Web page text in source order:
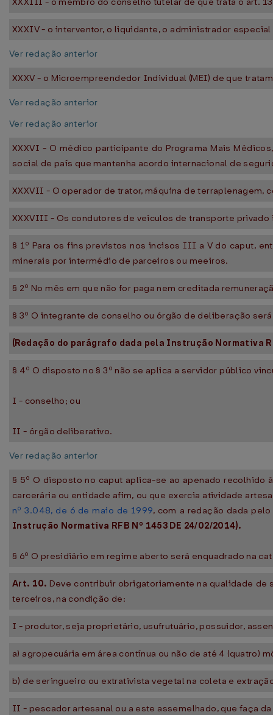
XXXIV - o interventor, o liquidante, o administrador
Ver redação anterior
XXXV - o Microempreendedor Individual (MEI) de que
Ver redação anterior
Ver redação anterior
XXXVI - O médico participante do Programa Mais
social de país que mantenha acordo internacional de
XXXVII - O operador de trator, máquina de
XXXVIII - Os condutores de veículos de transporte
§ 1º Para os fins previstos nos incisos III a V do caput,
minerais por intermédio de parceiros ou meeiros.
§ 2º No mês em que não for paga nem creditada
§ 3º O integrante de conselho ou órgão de deliberação
(Redação do parágrafo dada pela Instrução Normativa
§ 4º O disposto no § 3º não se aplica a servidor público
I - conselho; ou
II - órgão deliberativo.
Ver redação anterior
§ 5º O disposto no caput aplica-se ao apenado recolhido
carcerária ou entidade afim, ou que exercia atividade
nº 3.048, de 6 de maio de 1999, com a redação dada
Instrução Normativa RFB Nº 1453 DE 24/02/2014).
§ 6º O presidiário em regime aberto será enquadrado na
Art. 10. Deve contribuir obrigatoriamente na qualidade
terceiros, na condição de:
I - produtor, seja proprietário, usufrutuário, possuidor,
a) agropecuária em área contínua ou não de até 4 (quatro)
b) de seringueiro ou extrativista vegetal na coleta e
II - pescador artesanal ou a este assemelhado, que faça